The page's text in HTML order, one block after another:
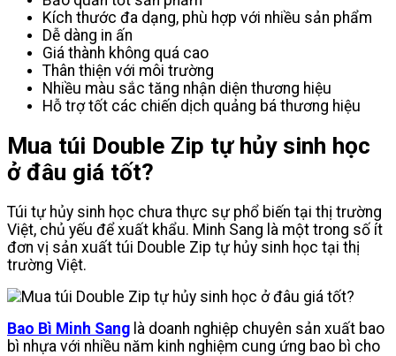
Kích thước đa dạng, phù hợp với nhiều sản phẩm
Dễ dàng in ấn
Giá thành không quá cao
Thân thiện với môi trường
Nhiều màu sắc tăng nhận diện thương hiệu
Hỗ trợ tốt các chiến dịch quảng bá thương hiệu
Mua túi Double Zip tự hủy sinh học
ở đâu giá tốt?
Túi tự hủy sinh học chưa thực sự phổ biến tại thị trường
Việt, chủ yếu để xuất khẩu. Minh Sang là một trong số ít
đơn vị sản xuất túi Double Zip tự hủy sinh học tại thị
trường Việt.
Bao Bì Minh Sang là doanh nghiệp chuyên sản xuất bao
bì nhựa với nhiều năm kinh nghiệm cung ứng bao bì cho